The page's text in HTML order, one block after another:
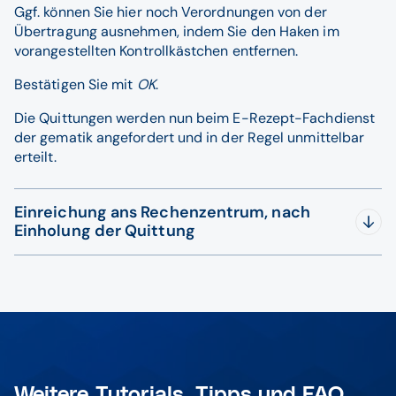
Ggf. können Sie hier noch Verordnungen von der
Übertragung ausnehmen, indem Sie den Haken im
vorangestellten Kontrollkästchen entfernen.
Bestätigen Sie mit OK.
Die Quittungen werden nun beim E-Rezept-Fachdienst
der gematik angefordert und in der Regel unmittelbar
erteilt.
Einreichung ans Rechenzentrum, nach
Einholung der Quittung
Nein, hier muss das E-Rezept erneut an das
Rechenzentrum übertragen können, erfahren Sie im